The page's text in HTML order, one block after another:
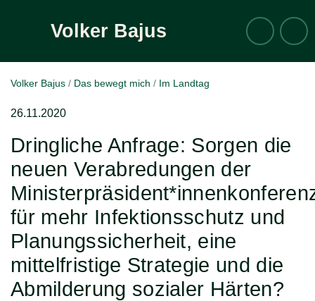
Volker Bajus
Suche
Volker Bajus Das bewegt mich Im Landtag
26.11.2020
Dringliche Anfrage: Sorgen die
neuen Verabredungen der
für mehr Infektionsschutz und
Planungssicherheit, eine
mittelfristige Strategie und die
Abmilderung sozialer Härten?